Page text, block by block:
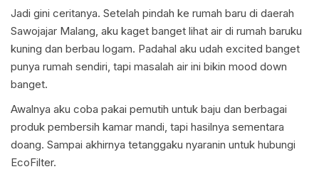
Jadi gini ceritanya. Setelah pindah ke rumah baru di daerah
Sawojajar Malang, aku kaget banget lihat air di rumah baruku
kuning dan berbau logam. Padahal aku udah excited banget
punya rumah sendiri, tapi masalah air ini bikin mood down
banget.
Awalnya aku coba pakai pemutih untuk baju dan berbagai
produk pembersih kamar mandi, tapi hasilnya sementara
doang. Sampai akhirnya tetanggaku nyaranin untuk hubungi
EcoFilter.